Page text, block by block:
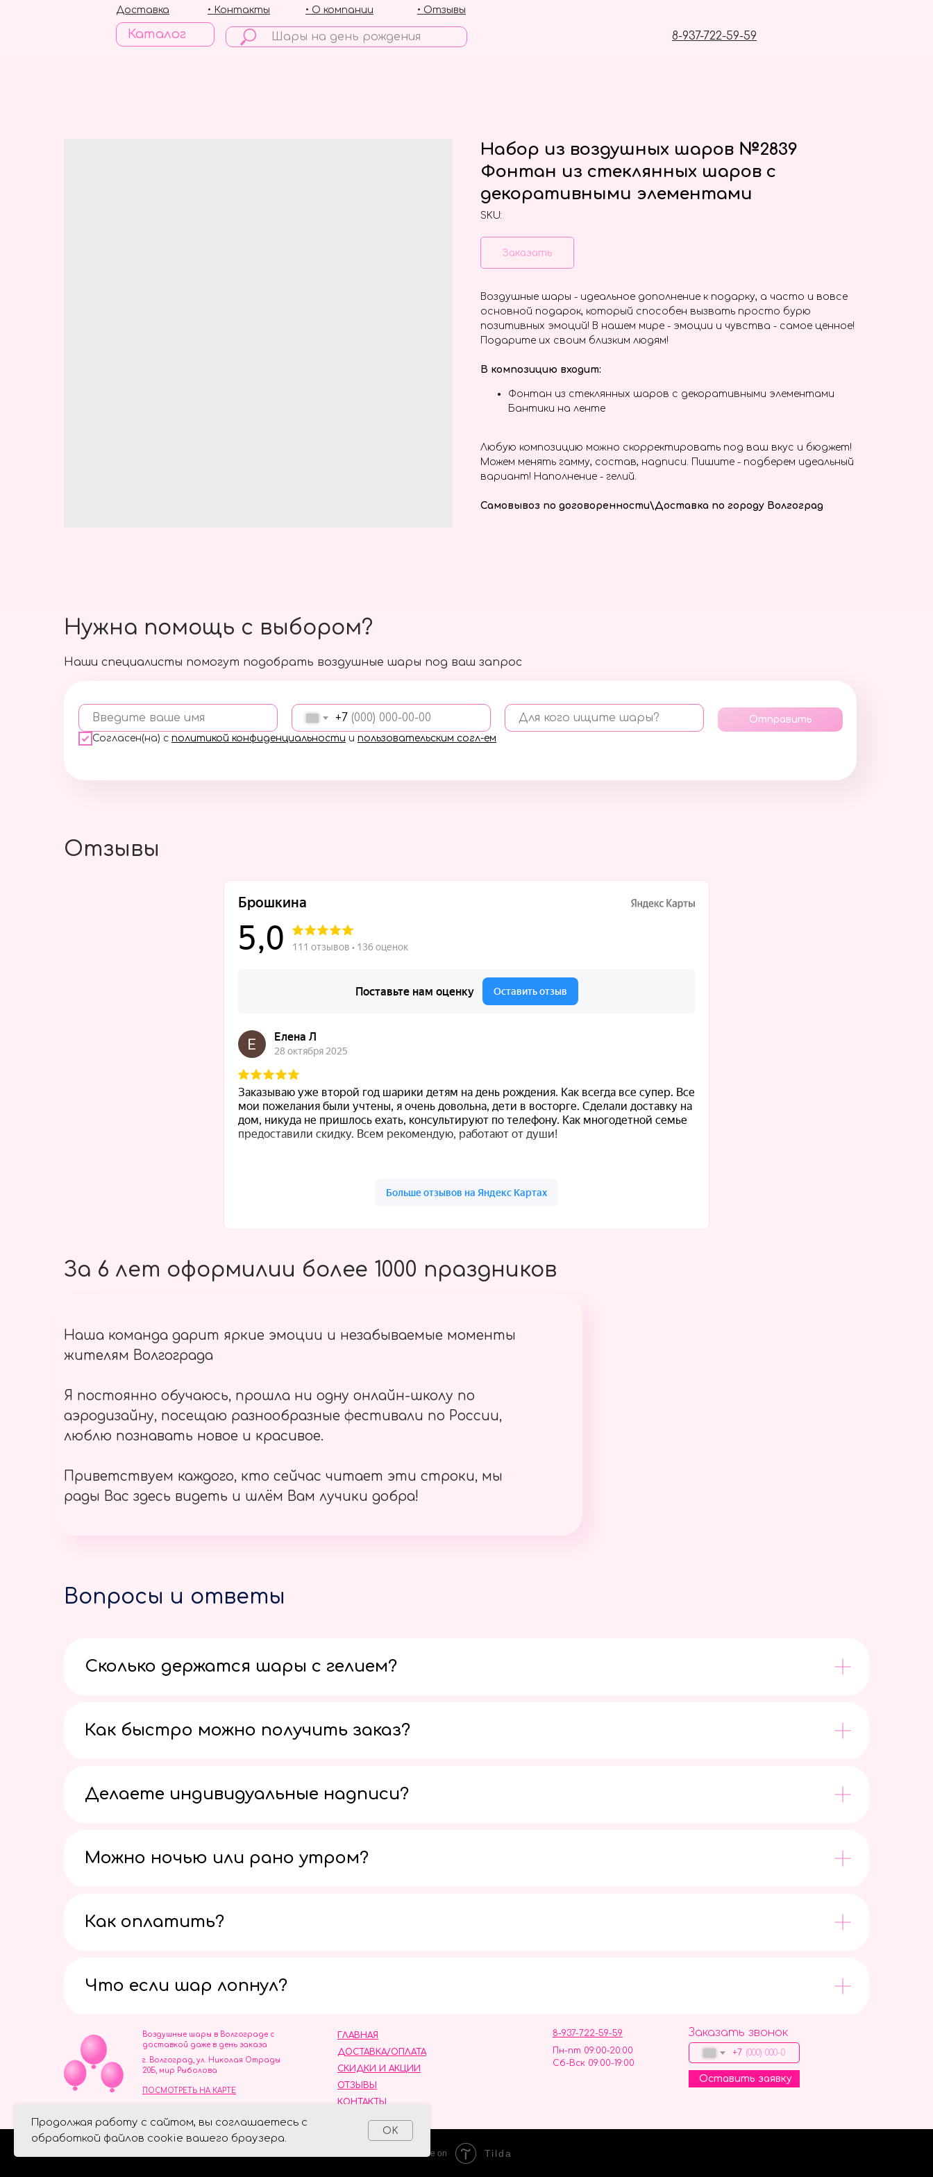
Каталог 8-937-722-59-59
• Отзывы
• О компании
• Контакты
Доставка
Набор из воздушных шаров №2839
Фонтан из стеклянных шаров с
декоративными элементами
SKU:
Заказать
Воздушные шары - идеальное дополнение к подарку, а часто и вовсе
основной подарок, который способен вызвать просто бурю
позитивных эмоций! В нашем мире - эмоции и чувства - самое ценное!
Подарите их своим близким людям!
В композицию входит:
Фонтан из стеклянных шаров с декоративными элементами
Бантики на ленте
Любую композицию можно скорректировать под ваш вкус и бюджет!
Можем менять гамму, состав, надписи. Пишите - подберем идеальный
вариант! Наполнение - гелий.
Самовывоз по договоренности\Доставка по городу Волгоград
Наши специалисты помогут подобрать воздушные шары под ваш запрос
Введите ваше имя +7 Для кого ищите шары?
Согласен(на) с политикой конфиденциальности и пользовательским согл-ем
Отправить
Нужна помощь с выбором?
Продолжая работу с сайтом, вы соглашаетесь с
обработкой файлов cookie вашего браузера.
OK
Отзывы
За 6 лет оформилии более 1000 праздников
Наша команда дарит яркие эмоции и незабываемые моменты
жителям Волгограда
Я постоянно обучаюсь, прошла ни одну онлайн-школу по
аэродизайну, посещаю разнообразные фестивали по России,
люблю познавать новое и красивое.
Приветствуем каждого, кто сейчас читает эти строки, мы
рады Вас здесь видеть и шлём Вам лучики добра!
Вопросы и ответы
Сколько держатся шары с гелием?
Как быстро можно получить заказ?
Делаете индивидуальные надписи?
Можно ночью или рано утром?
Как оплатить?
Что если шар лопнул?
ОТЗЫВЫ
ГЛАВНАЯ
ДОСТАВКА/ОПЛАТА
СКИДКИ И АКЦИИ
КОНТАКТЫ
8-937-722-59-59
Пн-пт 09:00-20:00
Сб-Вск 09:00-19:00
Воздушные шары в Волгограде с
доставкой даже в день заказа
Заказать звонок
+7
Оставить заявку
г. Волгоград, ул. Николая Отрады
20Б, мир Рыболова
ПОСМОТРЕТЬ НА КАРТЕ
ИНН 344110093739
Политика обработки персональных данных
Made on Tilda